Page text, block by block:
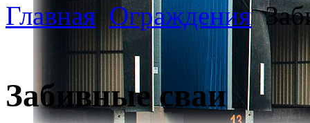
Главная Ограждения
Забивные сваи